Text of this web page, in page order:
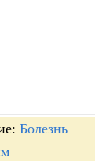
Болезнь